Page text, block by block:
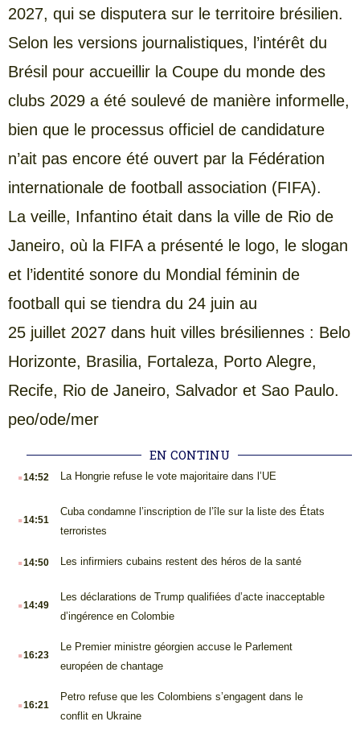
2027, qui se disputera sur le territoire brésilien.
Selon les versions journalistiques, l’intérêt du
Brésil pour accueillir la Coupe du monde des
clubs 2029 a été soulevé de manière informelle,
bien que le processus officiel de candidature
n’ait pas encore été ouvert par la Fédération
internationale de football association (FIFA).
La veille, Infantino était dans la ville de Rio de
Janeiro, où la FIFA a présenté le logo, le slogan
et l’identité sonore du Mondial féminin de
football qui se tiendra du 24 juin au
25 juillet 2027 dans huit villes brésiliennes : Belo
Horizonte, Brasilia, Fortaleza, Porto Alegre,
Recife, Rio de Janeiro, Salvador et Sao Paulo.
peo/ode/mer
EN CONTINU
.14:52 La Hongrie refuse le vote majoritaire dans l’UE
.14:51
Cuba condamne l’inscription de l’île sur la liste des États
terroristes
.14:50 Les infirmiers cubains restent des héros de la santé
.14:49
Les déclarations de Trump qualifiées d’acte inacceptable
d’ingérence en Colombie
.16:23
Le Premier ministre géorgien accuse le Parlement
européen de chantage
.16:21
Petro refuse que les Colombiens s’engagent dans le
conflit en Ukraine